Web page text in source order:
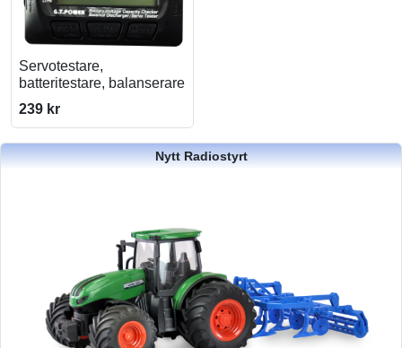
Servotestare,
batteritestare, balanserare
239 kr
Nytt Radiostyrt